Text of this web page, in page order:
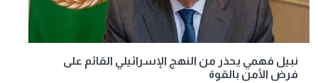
نبيل فهمي يحذر من النهج الإسرائيلي القائم على
فرض الأمن بالقوة